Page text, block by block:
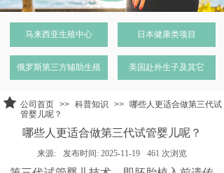
美国赴外生子及其它
马来西亚生殖中心
俄罗斯第三方辅助生殖
日本健康类项目
公司首页 >> 科普知识 >> 哪些人更适合做第三代试
管婴儿呢？
哪些人更适合做第三代试管婴儿呢？
来源: 发布时间: 2025-11-19 461 次浏览